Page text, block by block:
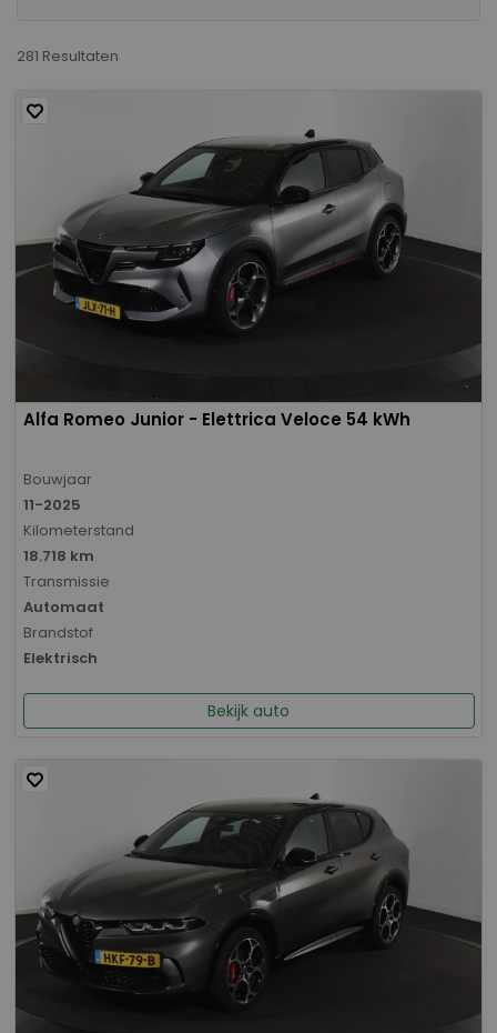
281 Resultaten
Alfa Romeo Junior - Elettrica Veloce 54 kWh
Bouwjaar
11-2025
Kilometerstand
18.718 km
Transmissie
Automaat
Brandstof
Elektrisch
Bekijk auto